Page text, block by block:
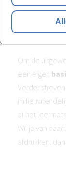
Om de
een eigen
Verder
al het
Wil je van
afdrukken,